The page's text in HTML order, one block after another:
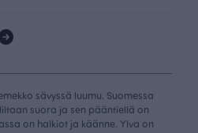
sävyssä luumu. Suomessa
suora ja sen pääntiellä on
on halkiot ja käänne. Ylva on